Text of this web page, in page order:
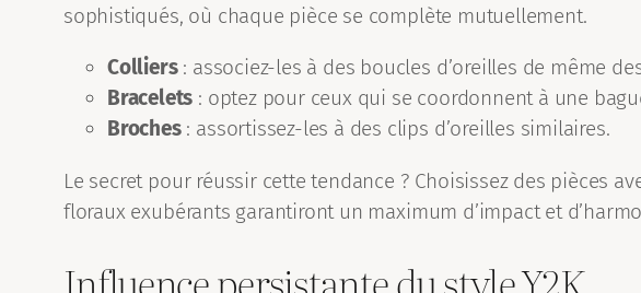
sophistiqués, où chaque pièce se complète mutuellement.
Colliers: associez-les à des boucles d’oreilles de même
Bracelets : optez pour ceux qui se coordonnent à une
Broches: assortissez-les à des clips d’oreilles similaires.
Le secret pour réussir cette tendance ? Choisissez des pièces
floraux exubérants garantiront un maximum d’impact et